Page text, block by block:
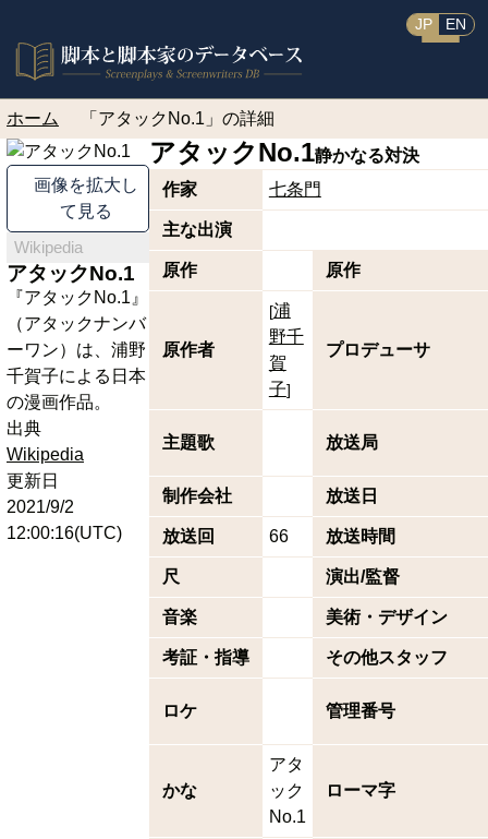
JP EN
ホーム 「アタックNo.1」の詳細
画像を拡大し
て見る
Wikipedia
アタックNo.1
『アタックNo.1』
（アタックナンバ
ーワン）は、浦野
千賀子による日本
の漫画作品。
出典
Wikipedia
更新日
2021/9/2
12:00:16(UTC)
アタックNo.1静かなる対決
作家
七条門
主な出演
原作 原作
原作者
[浦
野千
賀
子]
プロデューサ
主題歌 放送局
制作会社 放送日
放送回 66 放送時間
尺 演出/監督
音楽 美術・デザイン
考証・指導 その他スタッフ
ロケ 管理番号
かな
アタ
ック
No.1
ローマ字